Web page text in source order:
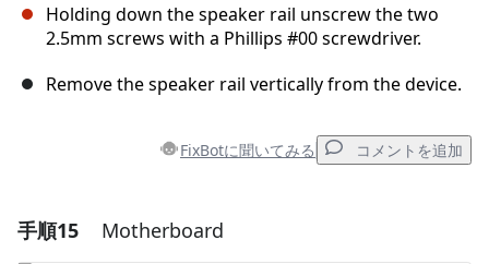
Holding down the speaker rail unscrew the two
2.5mm screws with a Phillips #00 screwdriver.
Remove the speaker rail vertically from the device.
FixBotに聞いてみる コメントを追加
コメントを追加
手順15 Motherboard